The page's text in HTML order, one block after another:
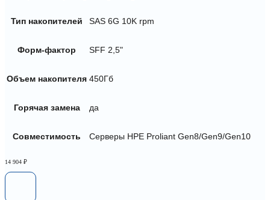
Тип накопителей SAS 6G 10K rpm
Форм-фактор SFF 2,5"
Объем накопителя 450Гб
Горячая замена да
Совместимость Серверы HPE Proliant Gen8/Gen9/Gen10
14 904 ₽